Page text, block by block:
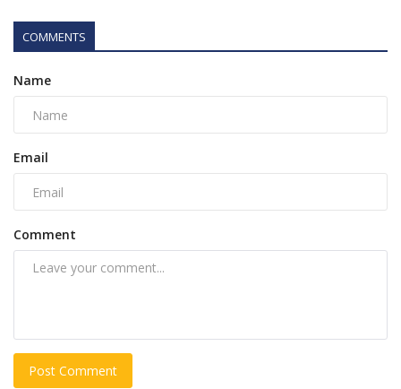
COMMENTS
Name
Email
Comment
Post Comment